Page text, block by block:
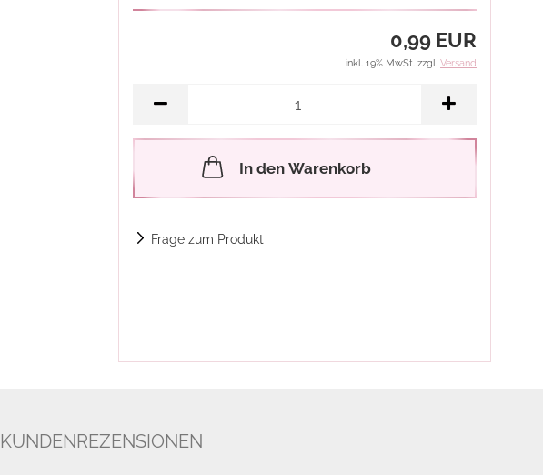
0,99 EUR
inkl. 19% MwSt. zzgl. Versand
In den Warenkorb
Frage zum Produkt
KUNDENREZENSIONEN